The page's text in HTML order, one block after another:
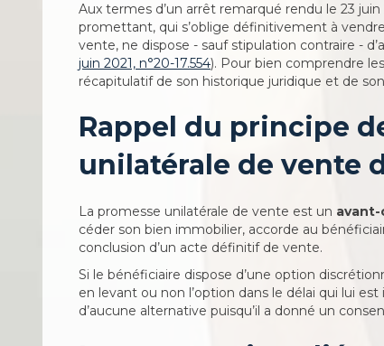
Aux termes d’un arrêt remarqué rendu le 23
promettant, qui s’oblige définitivement à
vente, ne dispose - sauf stipulation contraire -
juin 2021, n°20-17.554). Pour bien comprendre
récapitulatif de son historique juridique et de
Rappel du principe
unilatérale de vente
La promesse unilatérale de vente est un
céder son bien immobilier, accorde au
conclusion d’un acte définitif de vente.
Si le bénéficiaire dispose d’une option
en levant ou non l’option dans le délai qui lui
d’aucune alternative puisqu’il a donné un